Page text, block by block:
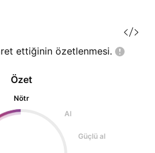
ettiğinin özetlenmesi.
Özet
Nötr
Al
Güçlü al